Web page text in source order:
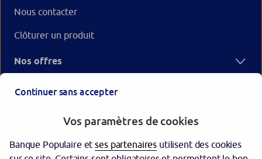
Nous contacter
Clôturer un produit
Nos offres
Continuer sans accepter
Vos paramètres de cookies
Banque Populaire etses partenaires utilisent des cookies